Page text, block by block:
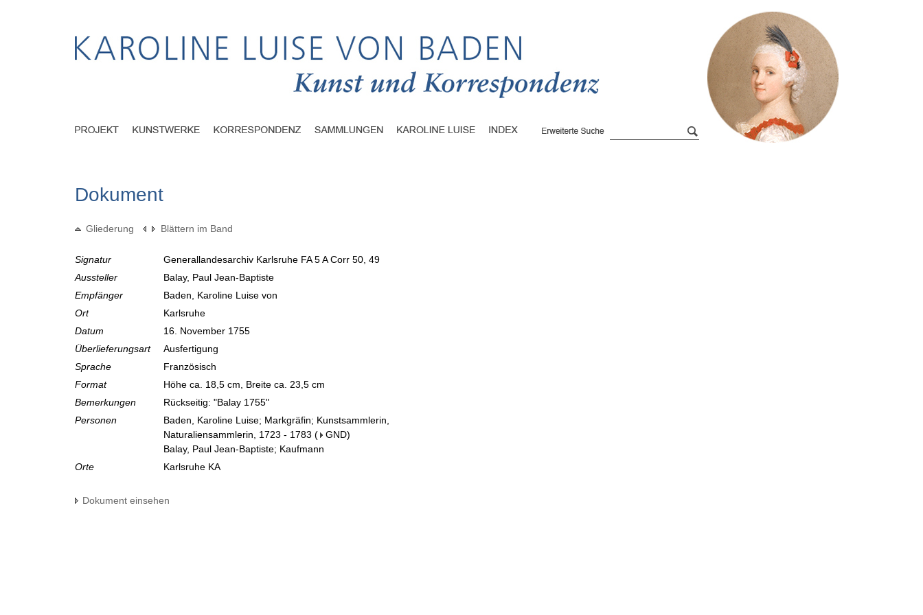
Dokument
Gliederung Blättern im Band
Signatur
Generallandesarchiv Karlsruhe FA 5 A Corr 50, 49
Aussteller
Balay, Paul Jean-Baptiste
Empfänger
Baden, Karoline Luise von
Ort
Karlsruhe
Datum
16. November 1755
Überlieferungsart
Ausfertigung
Sprache
Französisch
Format
Höhe ca. 18,5 cm, Breite ca. 23,5 cm
Bemerkungen
Rückseitig: "Balay 1755"
Personen
Baden, Karoline Luise; Markgräfin; Kunstsammlerin,
Naturaliensammlerin, 1723 - 1783 ( GND)
Balay, Paul Jean-Baptiste; Kaufmann
Orte
Karlsruhe KA
Dokument einsehen